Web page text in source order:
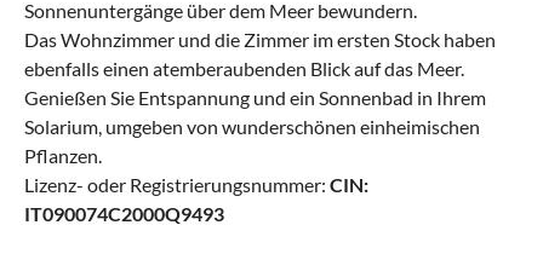
Sonnenuntergänge über dem Meer bewundern.
Das Wohnzimmer und die Zimmer im ersten Stock haben
ebenfalls einen atemberaubenden Blick auf das Meer.
Genießen Sie Entspannung und ein Sonnenbad in Ihrem
Solarium, umgeben von wunderschönen einheimischen
Pflanzen.
Lizenz- oder Registrierungsnummer: CIN:
IT090074C2000Q9493